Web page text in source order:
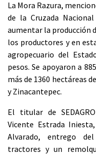
La Mora Razura,
de la Cruzada
aumentar la producción
los productores y en
agropecuario del
pesos. Se apoyaron a
más de 1360 hectáreas
y Zinacantepec.
El titular de
Vicente Estrada
Alvarado, entrego
tractores y un